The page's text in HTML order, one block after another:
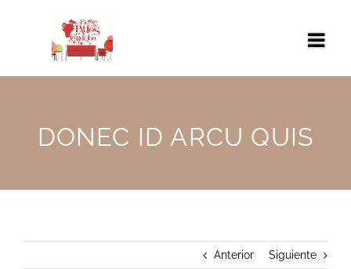
DONEC ID ARCU QUIS
Anterior Siguiente